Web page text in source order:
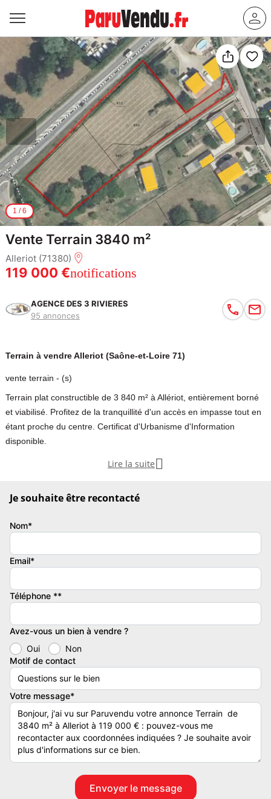
1 /6
Vente Terrain 3840 m²
Alleriot (71380)
119 000 €notifications
AGENCE DES 3 RIVIERES
95 annonces
Terrain à vendre Alleriot (Saône-et-Loire 71)
vente terrain - (s)
Terrain plat constructible de 3 840 m² à Allériot, entièrement borné
et viabilisé. Profitez de la tranquillité d'un accès en impasse tout en
étant proche du centre. Certificat d'Urbanisme d'Information
disponible.
m² depuis une impasse.
La localisation en bord de route principal n'a donc pas d'incidence
l'assainissement collectif.
Entièrement borné, il dispose d'un Certificat d'Urbanisme
d'Information délivré originalement en 2024.
Les informations sur les risques auxquels ce bien est exposé sont
disponibles sur le site Géorisques :
Honoraires à la charge du Vendeur
Bien En copropriété : NON
Adresse : 1 route de Dole, ALLERIOT , Saône-et-Loire (71)
Contacter l'annonceur
AGENCE DES 3 RIVIERES
Lire la suite
Je souhaite être recontacté
Nom*
Email*
Téléphone **
Avez-vous un bien à vendre ?
Oui
Non
Motif de contact
Votre message*